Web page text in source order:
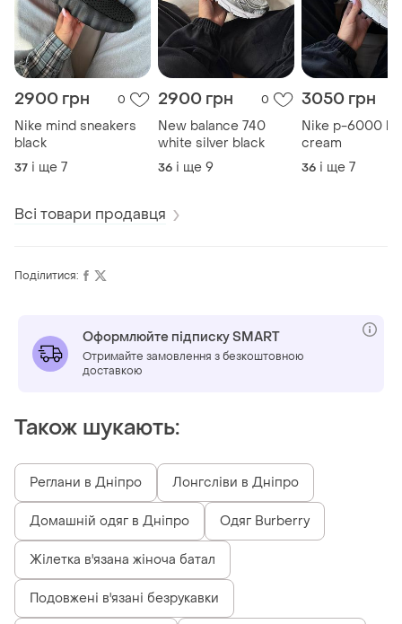
2900 грн 0
Nike mind sneakers
black
37 і ще 7
2900 грн 0
New balanсe 740
white silver black
36 і ще 9
3050 грн
Nike p-6000
cream
36 і ще 7
Всі товари продавця
Поділитися:
Оформлюйте підписку SMART
Отримайте замовлення з безкоштовною
доставкою
Також шукають:
Реглани в Дніпро Лонгсліви в Дніпро
Домашній одяг в Дніпро Одяг Burberry
Жілетка в'язана жіноча батал
Подовжені в'язані безрукавки